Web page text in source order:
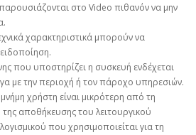
στο Video πιθανόν να μην
χαρακτηριστικά μπορούν να
που υποστηρίζει η συσκευή ενδέχεται
με την περιοχή ή τον πάροχο υπηρεσιών.
χρήστη είναι μικρότερη από τη
αποθήκευσης του λειτουργικού
που χρησιμοποιείται για τη